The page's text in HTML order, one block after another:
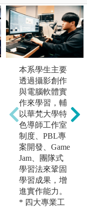
自主學習：繪
製軟體為數眾
多，學習過程
除了老師教學
引導，亦仰賴
學生自主尋找
資源。注重個
人的自主探索
能力。
圖解:自主學習
版權:銘傳雲端
相簿/李偉哲攝
本系學生主要
透過攝影創作
與電腦軟體實
作來學習，輔
以華梵大學特
色導師工作室
制度、PBL專
案開發、Game
Jam、團隊式
學習法來鞏固
學習成果，增
進實作能力。
* 四大專業工